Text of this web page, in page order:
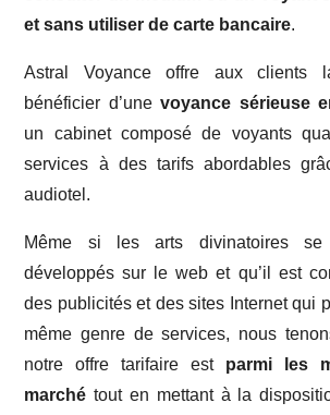
et sans utiliser de carte bancaire.
Astral Voyance offre aux clients
bénéficier d’unevoyance sérieuse
un cabinet composé de voyants
services à des tarifs abordables
audiotel.
Même si les arts divinatoires se
développés sur le web et qu’il est
des publicités et des sites Internet qui
même genre de services, nous
notre offre tarifaire est parmi les
marché tout en mettant à la